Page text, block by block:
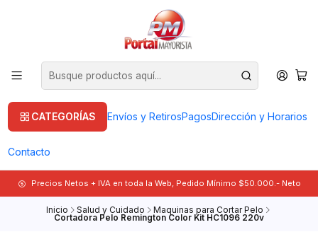
CATEGORÍAS Envíos y RetirosPagosDirección y Horarios
Contacto
Precios Netos + IVA en toda la Web, Pedido Mínimo $50.000.- Neto
Inicio Salud y Cuidado Maquinas para Cortar Pelo
Cortadora Pelo Remington Color Kit HC1096 220v